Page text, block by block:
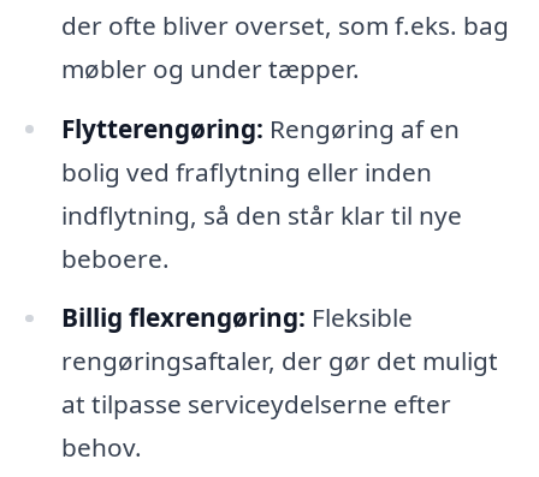
der ofte bliver overset, som f.eks. bag
møbler og under tæpper.
Flytterengøring: Rengøring af en
bolig ved fraflytning eller inden
indflytning, så den står klar til nye
beboere.
Billig flexrengøring: Fleksible
rengøringsaftaler, der gør det muligt
at tilpasse serviceydelserne efter
behov.